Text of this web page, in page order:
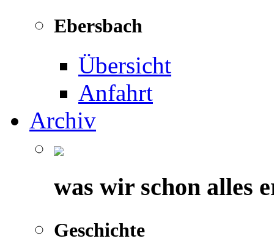
Ebersbach
Übersicht
Anfahrt
Archiv
was wir schon alles
Geschichte